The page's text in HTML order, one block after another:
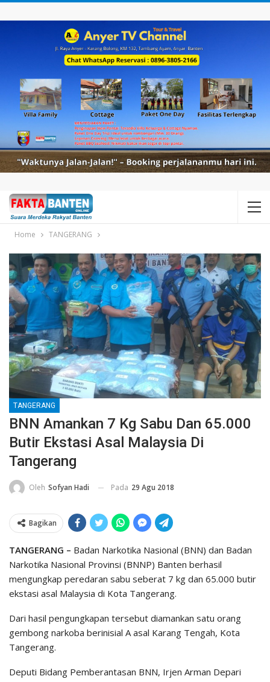
Home TANGERANG
TANGERANG
BNN Amankan 7 Kg Sabu Dan 65.000
Butir Ekstasi Asal Malaysia Di
Tangerang
Oleh Sofyan Hadi Pada 29 Agu 2018
Bagikan
TANGERANG – Badan Narkotika Nasional (BNN) dan Badan
Narkotika Nasional Provinsi (BNNP) Banten berhasil
mengungkap peredaran sabu seberat 7 kg dan 65.000 butir
ekstasi asal Malaysia di Kota Tangerang.
Dari hasil pengungkapan tersebut diamankan satu orang
gembong narkoba berinisial A asal Karang Tengah, Kota
Tangerang.
Deputi Bidang Pemberantasan BNN, Irjen Arman Depari